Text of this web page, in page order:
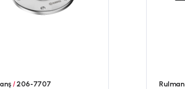
/206-7707 Rulman